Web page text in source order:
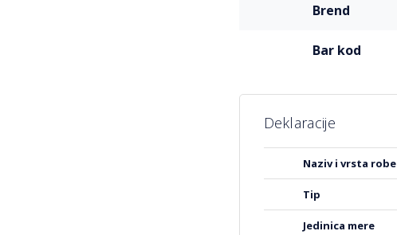
brend
bar kod
Deklaracije
informacija
naziv i vrsta robe
tip
jedinica mere